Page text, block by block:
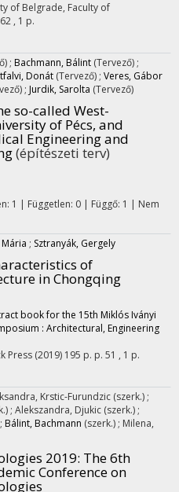
of Belgrade, Faculty of
, 1 p.
; Bachmann, Bálint (Tervező) ;
Donát (Tervező) ; Veres, Gábor
; Jurdik, Sarolta (Tervező)
so-called West-
of Pécs, and
Engineering and
(építészeti terv)
1 | Független: 0 | Függő: 1 | Nem
; Sztranyák, Gergely
of
in Chongqing
book for the 15th Miklós Iványi
: Architectural, Engineering
Press (2019) 195 p. p. 51 , 1 p.
Krstic-Furundzic (szerk.) ;
; Alekszandra, Djukic (szerk.) ;
; Bálint, Bachmann (szerk.) ; Milena,
2019: The 6th
Conference on